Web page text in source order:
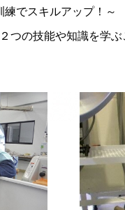
でスキルアップ！～
つの技能や知識を学ぶ